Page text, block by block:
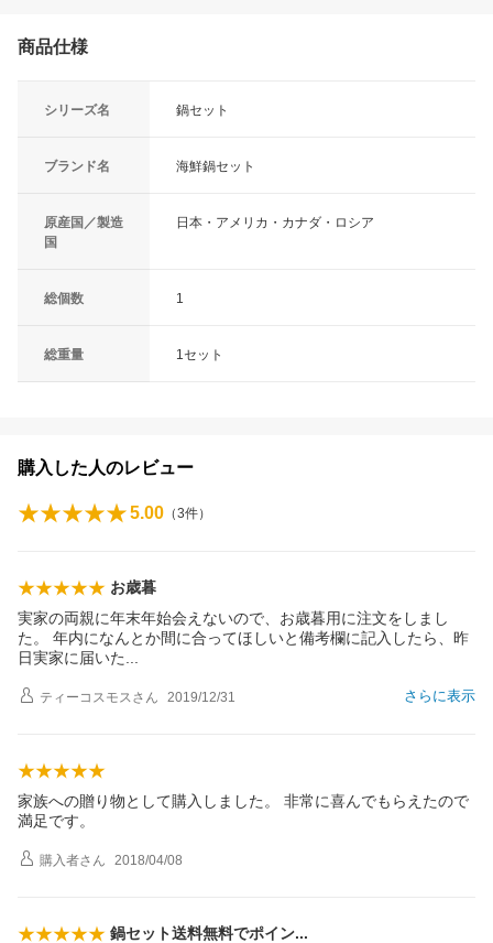
商品仕様
シリーズ名 鍋セット
ブランド名 海鮮鍋セット
原産国／製造
国
日本・アメリカ・カナダ・ロシア
総個数 1
総重量 1セット
購入した人のレビュー
5.00 （3件）
お歳暮
実家の両親に年末年始会えないので、お歳暮用に注文をしまし
た。 年内になんとか間に合ってほしいと備考欄に記入したら、昨
日実家に届いた
さらに表示
ティーコスモスさん 2019/12/31
家族への贈り物として購入しました。 非常に喜んでもらえたので
満足です。
購入者さん 2018/04/08
鍋セット送料無料でポイ ン